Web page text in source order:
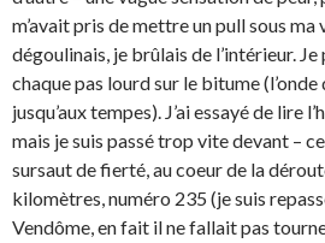
m’avait pris de mettre un pull sous ma
dégoulinais, je brûlais de l’intérieur.
chaque pas lourd sur le bitume
jusqu’aux tempes). J’ai essayé de lire
mais je suis passé trop vite devant –
sursaut de fierté, au coeur de la
kilomètres, numéro 235 (je suis
Vendôme, en fait il ne fallait pas